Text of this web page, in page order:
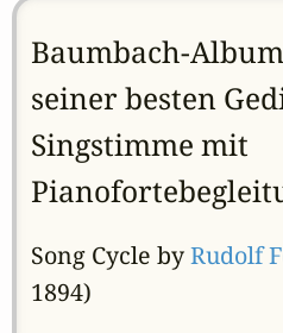
Baumbach-
seiner besten
Singstimme mit
Song Cycle byRudolf
1894)